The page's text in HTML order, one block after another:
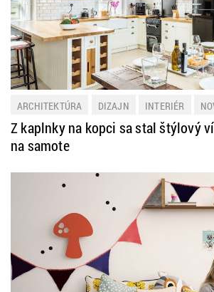
Z kaplnky na kopci sa stal štýlový
na samote
ARCHITEKTÚRA DIZAJN INTERIÉR